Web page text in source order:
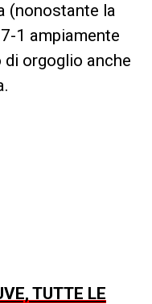
(nonostante la
1 ampiamente
orgoglio anche
TUTTE LE